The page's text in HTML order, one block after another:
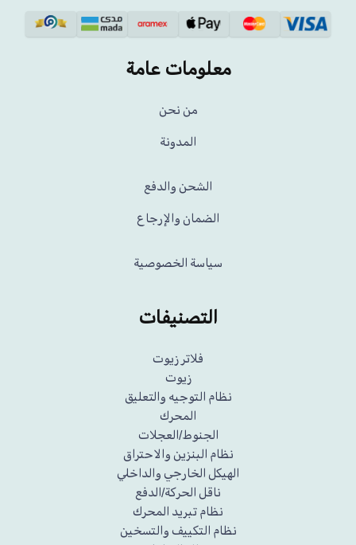
معلومات عامة
من نحن
المدونة
الشحن والدفع
الضمان والإرجاع
سياسة الخصوصية
التصنيفات
فلاتر زيوت
زيوت
نظام التوجيه والتعليق
المحرك
الجنوط/العجلات
نظام البنزين والاحتراق
الهيكل الخارجي والداخلي
ناقل الحركة/الدفع
نظام تبريد المحرك
نظام التكييف والتسخين